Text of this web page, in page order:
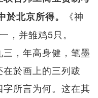
北京所得。
《神
，并雏鸡5只。
三，年高身健，笔墨
於画上的三列跋
所言为何。这在其